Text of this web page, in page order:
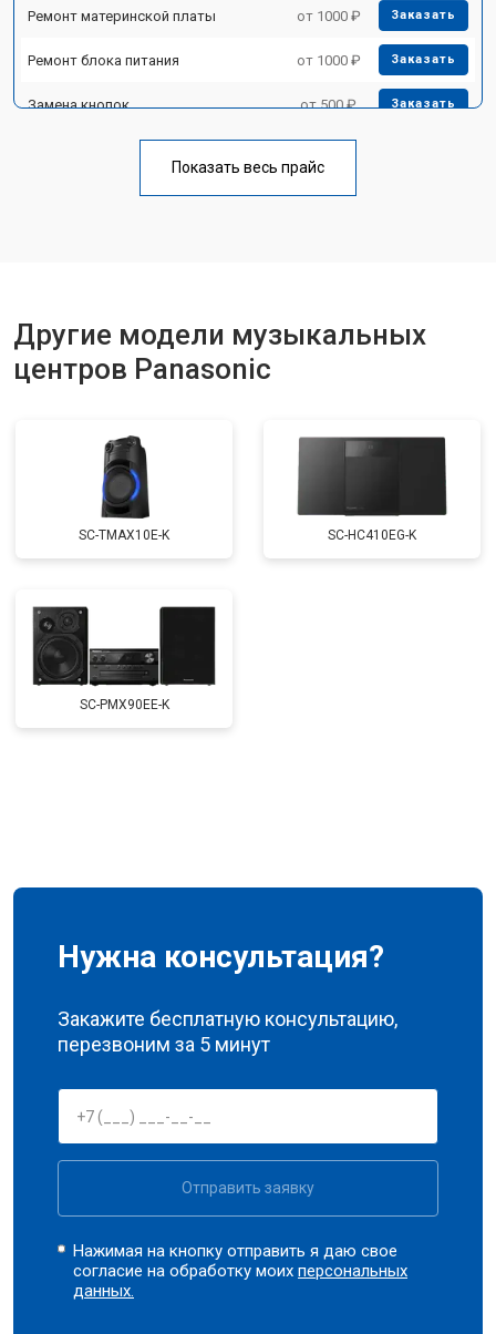
Ремонт материнской платы от 1000 ₽ Заказать
Ремонт блока питания от 1000 ₽ Заказать
Замена кнопок от 500 ₽ Заказать
Показать весь прайс
Другие модели музыкальных
центров Panasonic
SC-TMAX10E-K SC-HC410EG-K
SC-PMX90EE-K
Нужна консультация?
Закажите бесплатную консультацию,
перезвоним за 5 минут
Отправить заявку
Нажимая на кнопку отправить я даю свое
согласие на обработку моихперсональных
данных.